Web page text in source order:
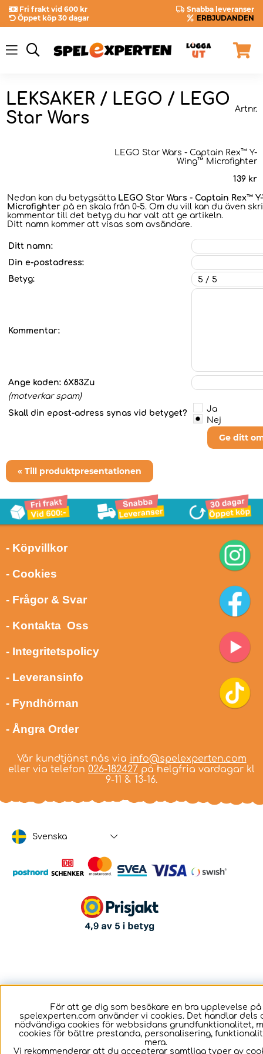
Fri frakt vid 600 kr
Snabba leveranser
Öppet köp 30 dagar
ERBJUDANDEN
LEKSAKER / LEGO / LEGO
Star Wars
Artnr.
LEGO Star Wars - Captain Rex™ Y-
Wing™ Microfighter
139 kr
Nedan kan du betygsätta LEGO Star Wars - Captain Rex™
Microfighter på en skala från 0-5. Om du vill kan du även
kommentar till det betyg du har valt att ge artikeln.
Ditt namn kommer att visas som avsändare.
Ditt namn:
Din e-postadress:
Betyg:
Kommentar:
Ange koden: 6X83Zu
(motverkar spam)
Skall din epost-adress synas vid betyget?
Ja
Nej
Ge ditt
« Till produktpresentationen
- Köpvillkor
- Cookies
- Frågor & Svar
- Kontakta Oss
- Integritetspolicy
- Leveransinfo
- Fyndhörnan
- Ångra Order
Vår kundtjänst nås via info@spelexperten.com
eller via telefon 026-182427 på helgfria vardagar kl
9-11 & 13-16.
Svenska
För att ge dig som besökare en bra upplevelse på
spelexperten.com använder vi cookies. Det handlar dels
nödvändiga cookies för webbsidans grundfunktionalitet,
cookies för bättre prestanda, personalisering,
mera.
Vi rekommenderar att du accepterar samtliga typer av